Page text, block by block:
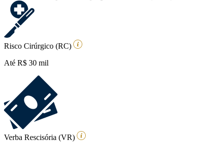
Risco Cirúrgico (RC)
Até R$ 30 mil
Verba Rescisória (VR)